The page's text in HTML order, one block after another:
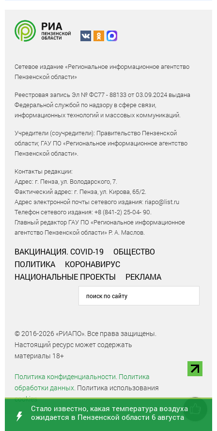
Сетевое издание «Региональное информационное агентство
Пензенской области»
Реестровая запись Эл № ФС77 - 88133 от 03.09.2024 выдана
Федеральной службой по надзору в сфере связи,
информационных технологий и массовых коммуникаций.
Учредители (соучредители): Правительство Пензенской
области; ГАУ ПО «Региональное информационное агентство
Пензенской области».
Контакты редакции:
Адрес: г. Пенза, ул. Володарского, 7.
Фактический адрес: г. Пенза, ул. Кирова, 65/2.
Адрес электронной почты сетевого издания: riapo@list.ru
Телефон сетевого издания: +8 (841-2) 25-04- 90.
Главный редактор ГАУ ПО «Региональное информационное
агентство Пензенской области» Р. А. Маслов.
ВАКЦИНАЦИЯ. COVID-19
ОБЩЕСТВО
ПОЛИТИКА
КОРОНАВИРУС
НАЦИОНАЛЬНЫЕ ПРОЕКТЫ
РЕКЛАМА
© 2016-2026 «РИАПО». Все права защищены.
Настоящий ресурс может содержать
материалы 18+
Политика конфиденциальности. Политика
обработки данных. Политика использования
cookies
Стало известно, какая температура воздуха
ожидается в Пензенской области 6 августа